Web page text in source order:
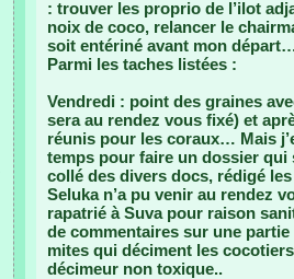
: trouver les proprio de l’ilot
noix de coco, relancer le
soit entériné avant mon
Parmi les taches listées :
Vendredi : point des graines
sera au rendez vous fixé) et
réunis pour les coraux… Mais
temps pour faire un dossier qui
collé des divers docs, rédigé
Seluka n’a pu venir au rendez
rapatrié à Suva pour raison
de commentaires sur une
mites qui déciment les
décimeur non toxique..